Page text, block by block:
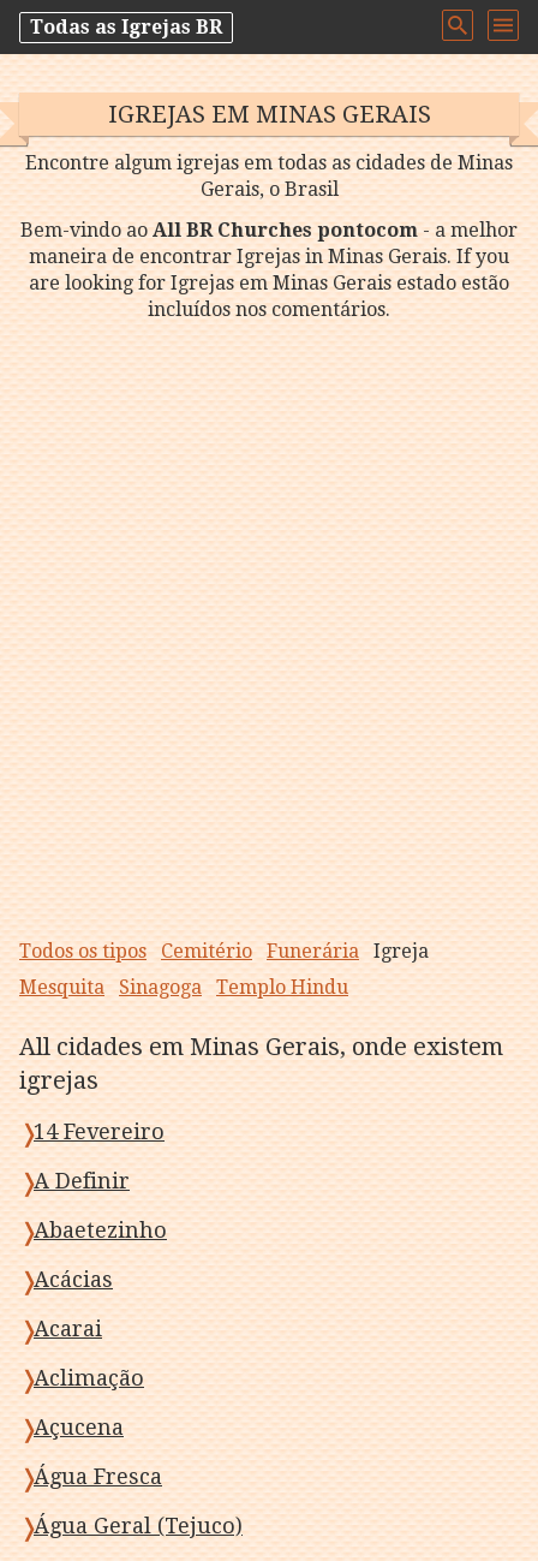
Todas as Igrejas BR
IGREJAS EM MINAS GERAIS
Encontre algum igrejas em todas as cidades de Minas
Gerais, o Brasil
Bem-vindo aoAll BR Churches pontocom- a melhor
maneira de encontrar Igrejas in Minas Gerais. If you
are looking for Igrejas em Minas Gerais estado estão
incluídos nos comentários.
Todos os tipos Cemitério Funerária
Igreja
Mesquita
Sinagoga Templo Hindu
All cidades em Minas Gerais, onde existem
igrejas
14 Fevereiro
A Definir
Abaetezinho
Acácias
Acarai
Aclimação
Açucena
Água Fresca
Água Geral (Tejuco)